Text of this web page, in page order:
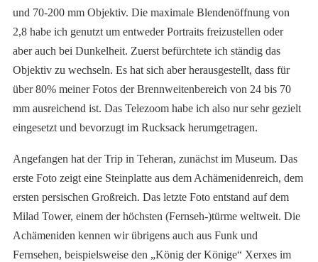
und 70-200 mm Objektiv. Die maximale Blendenöffnung von
2,8 habe ich genutzt um entweder Portraits freizustellen oder
aber auch bei Dunkelheit. Zuerst befürchtete ich ständig das
Objektiv zu wechseln. Es hat sich aber herausgestellt, dass für
über 80% meiner Fotos der Brennweitenbereich von 24 bis 70
mm ausreichend ist. Das Telezoom habe ich also nur sehr gezielt
eingesetzt und bevorzugt im Rucksack herumgetragen.
Angefangen hat der Trip in Teheran, zunächst im Museum. Das
erste Foto zeigt eine Steinplatte aus dem Achämenidenreich, dem
ersten persischen Großreich. Das letzte Foto entstand auf dem
Milad Tower, einem der höchsten (Fernseh-)türme weltweit. Die
Achämeniden kennen wir übrigens auch aus Funk und
Fernsehen, beispielsweise den „König der Könige“ Xerxes im